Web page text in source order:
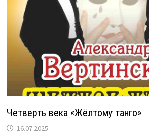
Четверть века «Жёлтому танго»
16.07.2025